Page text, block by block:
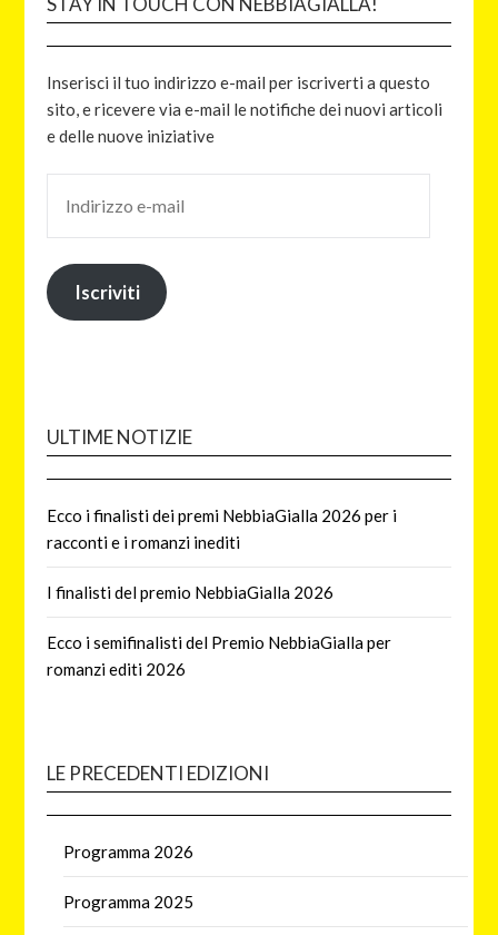
Inserisci il tuo indirizzo e-mail per iscriverti a questo
sito, e ricevere via e-mail le notifiche dei nuovi articoli
e delle nuove iniziative
Iscriviti
ULTIME NOTIZIE
Ecco i finalisti dei premi NebbiaGialla 2026 per i
racconti e i romanzi inediti
I finalisti del premio NebbiaGialla 2026
Ecco i semifinalisti del Premio NebbiaGialla per
romanzi editi 2026
LE PRECEDENTI EDIZIONI
Programma 2026
Programma 2025